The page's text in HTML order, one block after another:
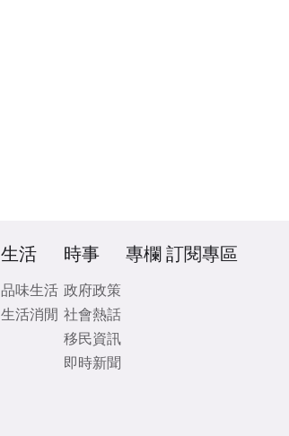
生活
品味生活
生活消閒
時事
政府政策
社會熱話
移民資訊
即時新聞
專欄 訂閱專區